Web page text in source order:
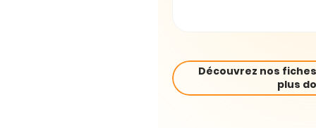
Découvrez nos
plus